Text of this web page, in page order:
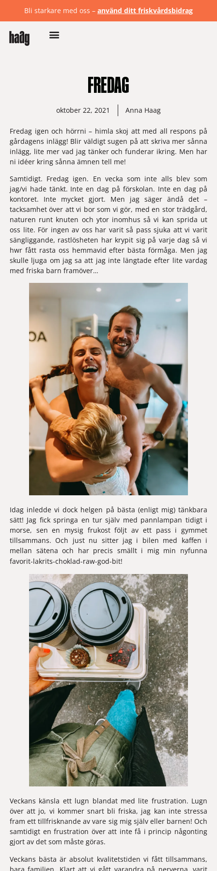
Bli starkare med oss – använd ditt friskvårdsbidrag
FREDAG
oktober 22, 2021 Anna Haag
Fredag igen och hörrni – himla skoj att med all respons på
gårdagens inlägg! Blir väldigt sugen på att skriva mer sånna
inlägg, lite mer vad jag tänker och funderar ikring. Men har
ni idéer kring sånna ämnen tell me!
Samtidigt. Fredag igen. En vecka som inte alls blev som
jag/vi hade tänkt. Inte en dag på förskolan. Inte en dag på
kontoret. Inte mycket gjort. Men jag säger ändå det –
tacksamhet över att vi bor som vi gör, med en stor trädgård,
naturen runt knuten och ytor inomhus så vi kan sprida ut
oss lite. För ingen av oss har varit så pass sjuka att vi varit
sängliggande, rastlösheten har krypit sig på varje dag så vi
hwr fått rasta oss hemmavid efter bästa förmåga. Men jag
skulle ljuga om jag sa att jag inte längtade efter lite vardag
med friska barn framöver…
Idag inledde vi dock helgen på bästa (enligt mig) tänkbara
sätt! Jag fick springa en tur själv med pannlampan tidigt i
morse, sen en mysig frukost följt av ett pass i gymmet
tillsammans. Och just nu sitter jag i bilen med kaffen i
favorit-lakrits-choklad-raw-god-bit!
Veckans känsla ett lugn blandat med lite frustration. Lugn
över att jo, vi kommer snart bli friska, jag kan inte stressa
fram ett tillfrisknande av vare sig mig själv eller barnen! Och
samtidigt en frustration över att inte få i princip någonting
gjort av det som måste göras.
Veckans bästa är absolut kvalitetstiden vi fått tillsammans,
bara familjen. Klart att vi gått varandra på nerverna, varit